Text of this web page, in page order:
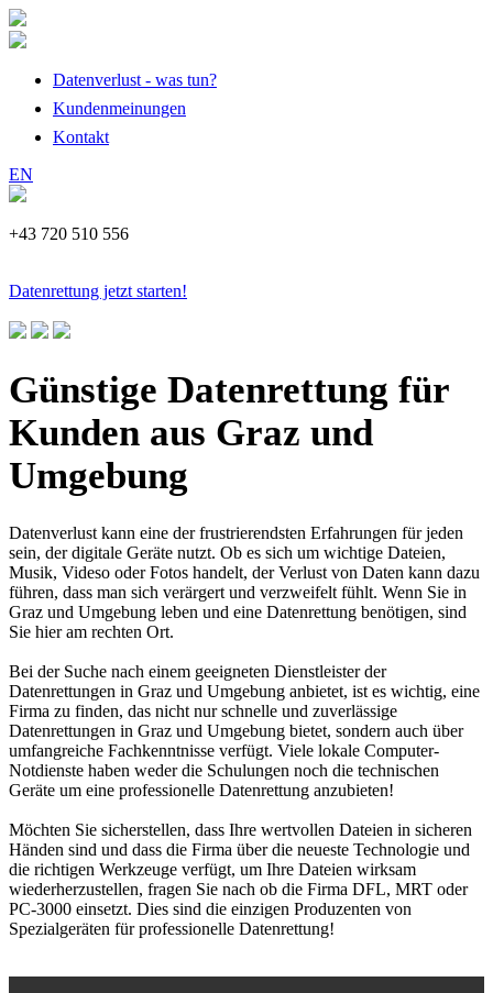
Datenverlust - was tun?
Kundenmeinungen
Kontakt
EN
+43 720 510 556
Datenrettung jetzt starten!
Günstige Datenrettung für
Kunden aus Graz und
Umgebung
Datenverlust kann eine der frustrierendsten Erfahrungen für jeden
sein, der digitale Geräte nutzt. Ob es sich um wichtige Dateien,
Musik, Videso oder Fotos handelt, der Verlust von Daten kann dazu
führen, dass man sich verärgert und verzweifelt fühlt. Wenn Sie in
Graz und Umgebung leben und eine Datenrettung benötigen, sind
Sie hier am rechten Ort.
Bei der Suche nach einem geeigneten Dienstleister der
Datenrettungen in Graz und Umgebung anbietet, ist es wichtig, eine
Firma zu finden, das nicht nur schnelle und zuverlässige
Datenrettungen in Graz und Umgebung bietet, sondern auch über
umfangreiche Fachkenntnisse verfügt. Viele lokale Computer-
Notdienste haben weder die Schulungen noch die technischen
Geräte um eine professionelle Datenrettung anzubieten!
Möchten Sie sicherstellen, dass Ihre wertvollen Dateien in sicheren
Händen sind und dass die Firma über die neueste Technologie und
die richtigen Werkzeuge verfügt, um Ihre Dateien wirksam
wiederherzustellen, fragen Sie nach ob die Firma DFL, MRT oder
PC-3000 einsetzt. Dies sind die einzigen Produzenten von
Spezialgeräten für professionelle Datenrettung!